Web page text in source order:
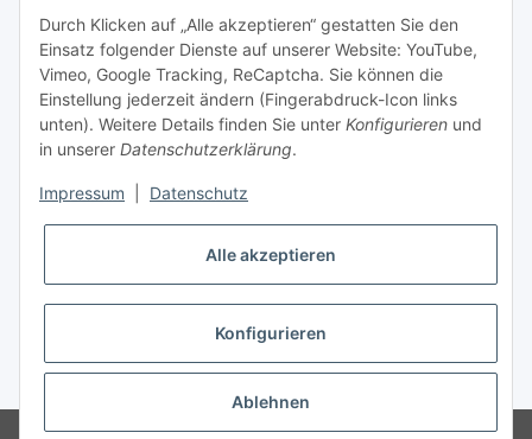
Datenschutzerklärungregelmäßig und jederzeit widerruflich
Informationen zu Ihrem Produktsortiment per E-Mail zu.
Abonnieren
Gesetzliche Informationen
Zahlungsarten
* Alle Preise inkl. gesetzlicher USt., zzgl.Versand
Durch Klicken auf „Alle akzeptieren“ gestatten Sie den
Einsatz folgender Dienste auf unserer Website: YouTube,
Vimeo, Google Tracking, ReCaptcha. Sie können die
Einstellung jederzeit ändern (Fingerabdruck-Icon links
unten). Weitere Details finden Sie unter Konfigurieren und
in unserer Datenschutzerklärung.
Impressum Datenschutz
Alle akzeptieren
Konfigurieren
Ablehnen